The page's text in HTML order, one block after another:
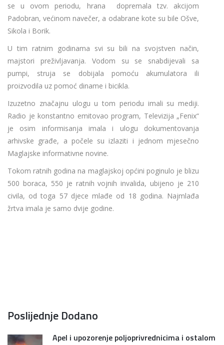
se u ovom periodu, hrana dopremala tzv. akcijom
Padobran, većinom navečer, a odabrane kote su bile Ošve,
Sikola i Borik.
U tim ratnim godinama svi su bili na svojstven način,
majstori preživljavanja. Vodom su se snabdijevali sa
pumpi, struja se dobijala pomoću akumulatora ili
proizvodila uz pomoć diname i bicikla.
Izuzetno značajnu ulogu u tom periodu imali su mediji.
Radio je konstantno emitovao program, Televizija „Fenix“
je osim informisanja imala i ulogu dokumentovanja
arhivske građe, a počele su izlaziti i jednom mjesečno
Maglajske informativne novine.
Tokom ratnih godina na maglajskoj općini poginulo je blizu
500 boraca, 550 je ratnih vojnih invalida, ubijeno je 210
civila, od toga 57 djece mlađe od 18 godina. Najmlađa
žrtva imala je samo dvije godine.
Poslijednje Dodano
Apel i upozorenje poljoprivrednicima i ostalom